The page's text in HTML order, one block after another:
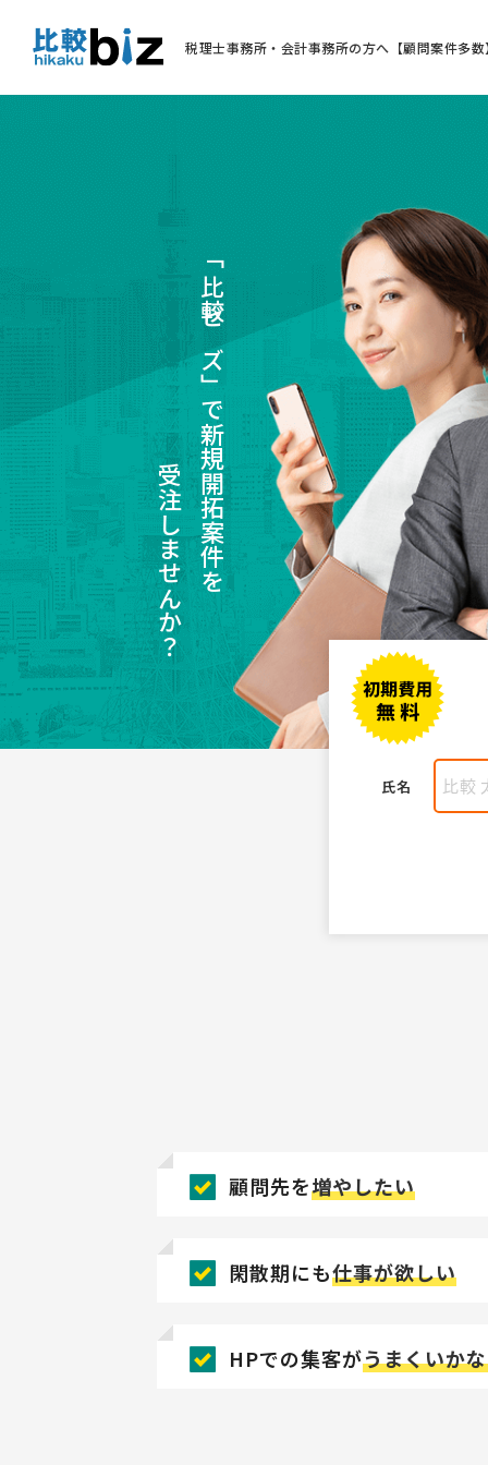
税理士事務所・会計事務所の方へ【顧問案件多数
「比較ビズ」で新規開拓案件を
受注しませんか？
氏名
顧問先を増やしたい
閑散期にも仕事が欲しい
HPでの集客がうまくいか